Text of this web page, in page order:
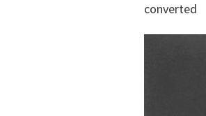
converted